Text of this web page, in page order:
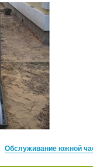
Обслуживание южной